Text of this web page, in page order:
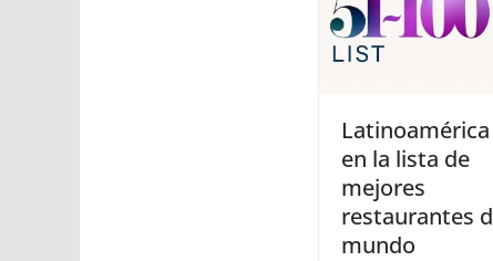
en la lista de
mejores
restaurantes
mundo